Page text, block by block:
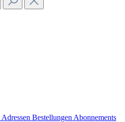
Adressen Bestellungen Abonnements